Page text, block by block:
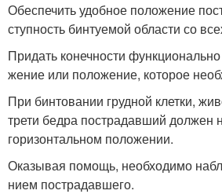
Обеспечить удобное положение
ступность бинтуемой области со
Придать конечности
жение или положение, которое
При бинтовании грудной клетки,
трети бедра пострадавший должен
горизонтальном положении.
Оказывая помощь, необходимо
нием пострадавшего.